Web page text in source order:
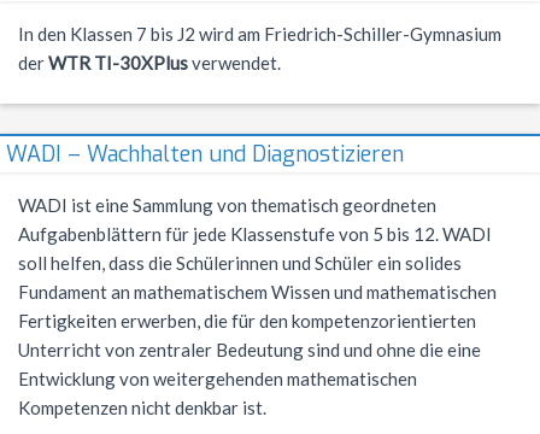
Förderverein
Service
Kontakt
Geschichte
Wiederholung
Cambridge Certificate
Theater-AG
Politik-AG
Schülerzeitung
Schulsanitäter
Kreatives Schreiben
Schülernachhilfe
Jahrgangsstufe
Bildungspartnerschaft
Evangelische Religion
Französisch
Ab Klasse 6
Kursstufe
Austausch
DELF
Außerunterrichtliche Veranstaltungen
Gemeinschaftskunde
Geschichte
Informatik
G9: Informatik und Medienbildung
G8: IMP (Informatik, Mathematik, Physik)
Italienisch
Warum Italienisch?
Italienisch als 3. Fremdsprache
Katholische Religion
Literatur und Theater
FSG Bigband
Orchester Klassen 5-7
Konzerte
Italien-Austausch
Jugend trainiert für Olympia
Theater
Krankmeldung
Ferienpläne
Praktikum am FSG
Lernmittel
Anmeldung Klasse 5
Schulanmeldung
Datenschutz
In den Klassen 7 bis J2 wird am Friedrich-Schiller-Gymnasium
derWTR TI-30XPlusverwendet.
WADI – Wachhalten und Diagnostizieren
WADI ist eine Sammlung von thematisch geordneten
Aufgabenblättern für jede Klassenstufe von 5 bis 12. WADI
soll helfen, dass die Schülerinnen und Schüler ein solides
Fundament an mathematischem Wissen und mathematischen
Fertigkeiten erwerben, die für den kompetenzorientierten
Unterricht von zentraler Bedeutung sind und ohne die eine
Entwicklung von weitergehenden mathematischen
Kompetenzen nicht denkbar ist.